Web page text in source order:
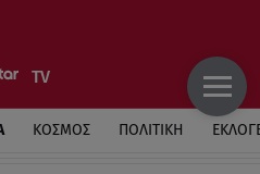
ΚΟΣΜΟΣ ΠΟΛΙΤΙΚΗ